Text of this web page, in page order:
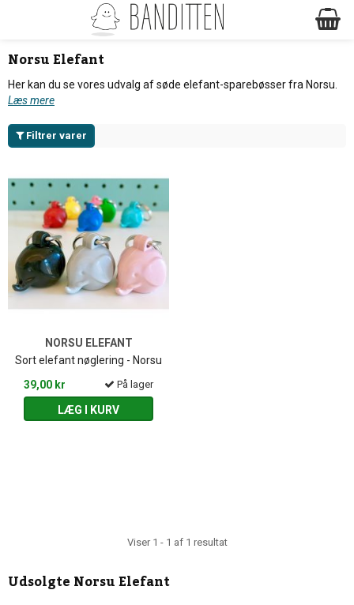
Norsu Elefant
Her kan du se vores udvalg af søde elefant-sparebøsser fra Norsu.
Læs mere
Filtrer varer
NORSU ELEFANT
Sort elefant nøglering - Norsu
39,00 kr
På lager
LÆG I KURV
Viser 1 - 1 af 1 resultat
UdsolgteNorsu Elefant